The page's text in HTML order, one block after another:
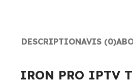
DESCRIPTIONAVIS (0)
IRON PRO IPTV